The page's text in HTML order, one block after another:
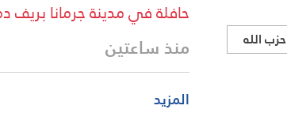
حزب الله
حافلة في مدينة جرمانا
منذ ساعتين
المزيد